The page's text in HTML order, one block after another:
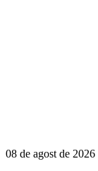
08 de agost de 2026